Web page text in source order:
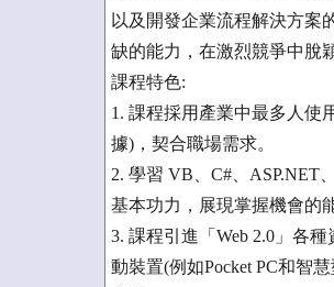
以及開發企業流程解決方案
缺的能力，在激烈競爭中脫
課程特色:
1. 課程採用產業中最多人使
據)，契合職場需求。
2. 學習 VB、C#、ASP.NET
基本功力，展現掌握機會的
3. 課程引進「Web 2.0」各
動裝置(例如Pocket PC和智